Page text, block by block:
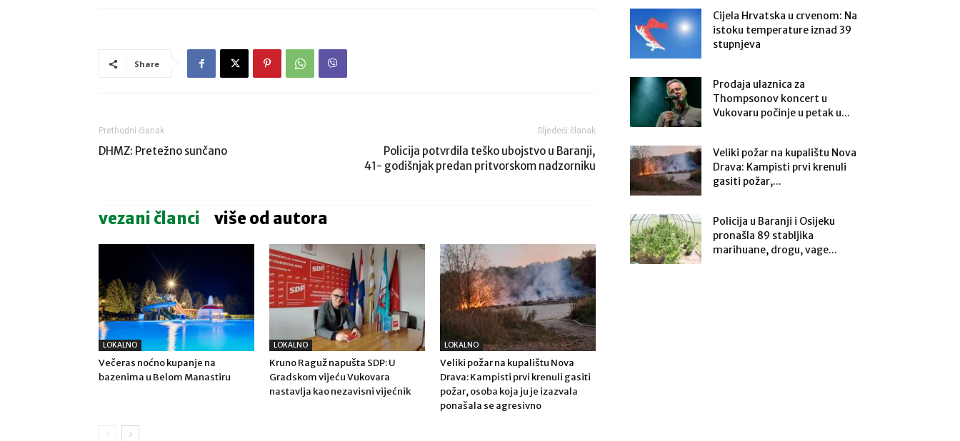
Share
Prethodni članak
DHMZ: Pretežno sunčano
Sljedeći članak
Policija potvrdila teško ubojstvo u Baranji,
41- godišnjak predan pritvorskom nadzorniku
vezani članci više od autora
LOKALNO
Večeras noćno kupanje na
bazenima u Belom Manastiru
LOKALNO
Kruno Raguž napušta SDP: U
Gradskom vijeću Vukovara
nastavlja kao nezavisni vijećnik
LOKALNO
Veliki požar na kupalištu Nova
Drava: Kampisti prvi krenuli gasiti
požar, osoba koja ju je izazvala
ponašala se agresivno
Cijela Hrvatska u crvenom: Na
istoku temperature iznad 39
stupnjeva
Prodaja ulaznica za
Thompsonov koncert u
Vukovaru počinje u petak u...
Veliki požar na kupalištu Nova
Drava: Kampisti prvi krenuli
gasiti požar,...
Policija u Baranji i Osijeku
pronašla 89 stabljika
marihuane, drogu, vage...